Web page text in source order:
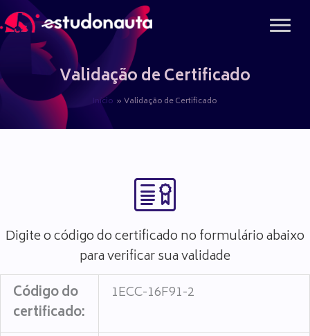
para
conteúdoValidação de Certificado
Início Validação de Certificado
Digite o código do certificado no formulário abaixo
para verificar sua validade
Código do
certificado:
1ECC-16F91-2